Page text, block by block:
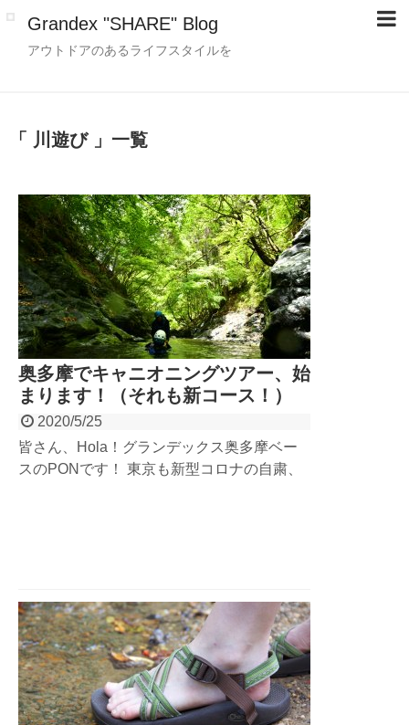
Grandex "SHARE" Blog
アウトドアのあるライフスタイルを
「 川遊び 」一覧
奥多摩でキャニオニングツアー、始
まります！（それも新コース！）
2020/5/25
皆さん、Hola！グランデックス奥多摩ベー
スのPONです！ 東京も新型コロナの自粛、